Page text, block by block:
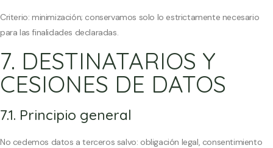
Criterio: minimización; conservamos solo lo estrictamente necesario
para las finalidades declaradas.
7. DESTINATARIOS Y
CESIONES DE DATOS
7.1. Principio general
No cedemos datos a terceros salvo: obligación legal, consentimiento